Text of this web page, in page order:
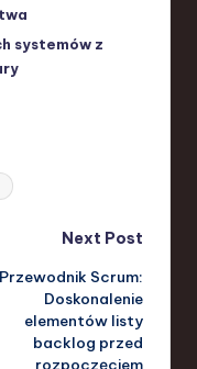
systemów z
Next Post
Przewodnik Scrum:
Doskonalenie
elementów listy
backlog przed
rozpoczęciem